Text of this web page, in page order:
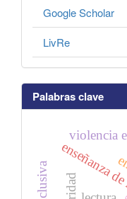
Google Scholar
LivRe
Palabras clave
violencia